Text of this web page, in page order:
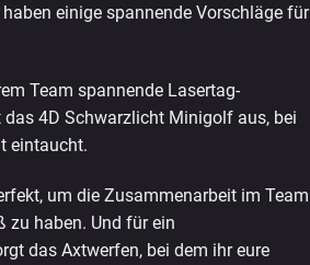
einige spannende Vorschläge für
Team spannende Lasertag-
das 4D Schwarzlicht Minigolf aus, bei
eintaucht.
um die Zusammenarbeit im Team
zu haben. Und für ein
das Axtwerfen, bei dem ihr eure